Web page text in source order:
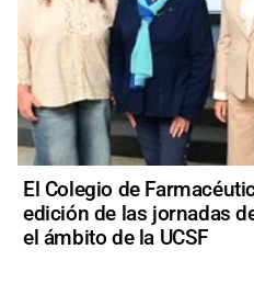
El Colegio de
edición de las jornadas
el ámbito de la UCSF